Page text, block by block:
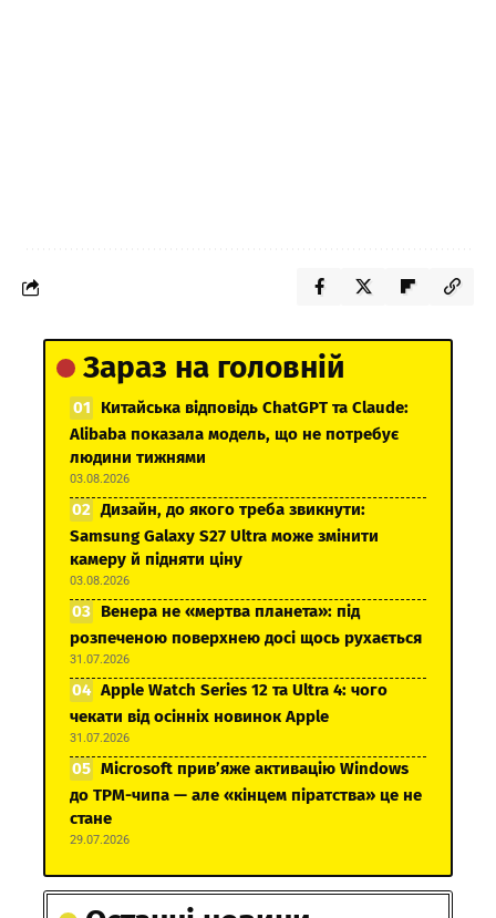
Зараз на головній
Китайська відповідь ChatGPT та Claude:
Alibaba показала модель, що не потребує
людини тижнями
03.08.2026
Дизайн, до якого треба звикнути:
Samsung Galaxy S27 Ultra може змінити
камеру й підняти ціну
03.08.2026
Венера не «мертва планета»: під
розпеченою поверхнею досі щось рухається
31.07.2026
Apple Watch Series 12 та Ultra 4: чого
чекати від осінніх новинок Apple
31.07.2026
Microsoft прив’яже активацію Windows
до TPM-чипа — але «кінцем піратства» це не
стане
29.07.2026